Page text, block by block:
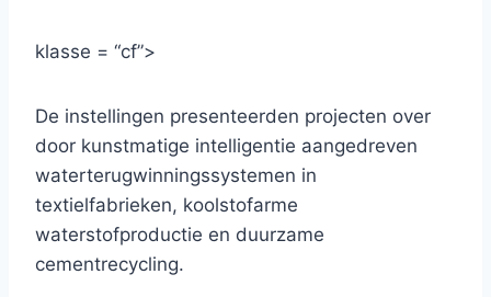
klasse = “cf”>
De instellingen presenteerden projecten over
door kunstmatige intelligentie aangedreven
waterterugwinningssystemen in
textielfabrieken, koolstofarme
waterstofproductie en duurzame
cementrecycling.